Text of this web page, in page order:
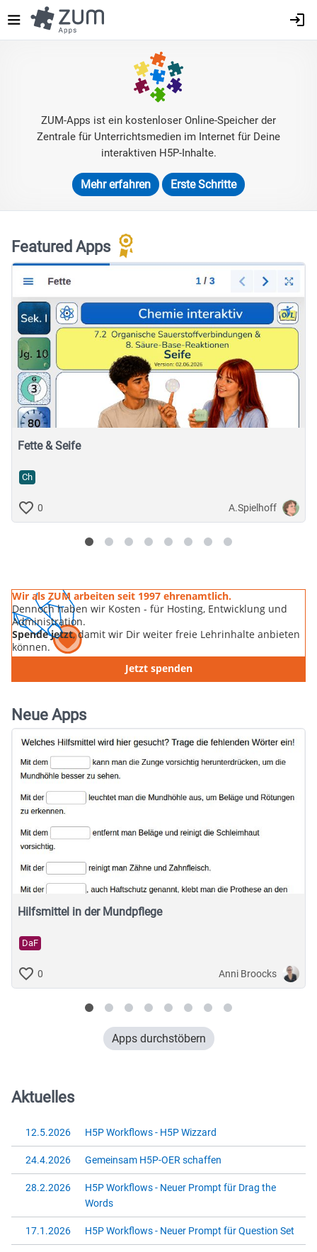
zum
Inhalt
ZUM-Apps ist ein kostenloser Online-Speicher der
Zentrale für Unterrichtsmedien im Internet für Deine
interaktiven H5P-Inhalte.
Mehr erfahren Erste Schritte
Featured Apps
Fette & Seife
Ch
0 A.Spielhoff
Wir als ZUM arbeiten seit 1997 ehrenamtlich.
Dennoch haben wir Kosten - für Hosting, Entwicklung und
Administration.
Spende jetzt, damit wir Dir weiter freie Lehrinhalte anbieten
können.
Jetzt spenden
Neue Apps
Hilfsmittel in der Mundpflege
DaF
0 Anni Broocks
Apps durchstöbern
Aktuelles
12.5.2026 H5P Workflows - H5P Wizzard
24.4.2026 Gemeinsam H5P-OER schaffen
28.2.2026
H5P Workflows - Neuer Prompt für Drag the
Words
17.1.2026 H5P Workflows - Neuer Prompt für Question Set